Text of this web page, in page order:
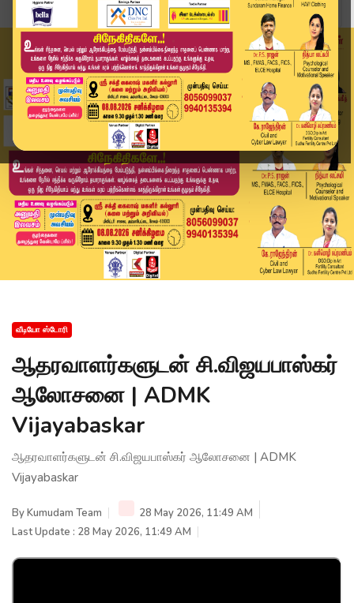
ஆதரவாளர்களுடன் சி.விஜயபாஸ்கர் ஆலோசனை | ADMK Vij...
வீடியோ ஸ்டோரி
ஆதரவாளர்களுடன் சி.விஜயபாஸ்கர்
ஆலோசனை | ADMK
Vijayabaskar
ஆதரவாளர்களுடன் சி.விஜயபாஸ்கர் ஆலோசனை | ADMK
Vijayabaskar
ByKumudam Team
28 May 2026, 11:49 AM
Last Update : 28 May 2026, 11:49 AM